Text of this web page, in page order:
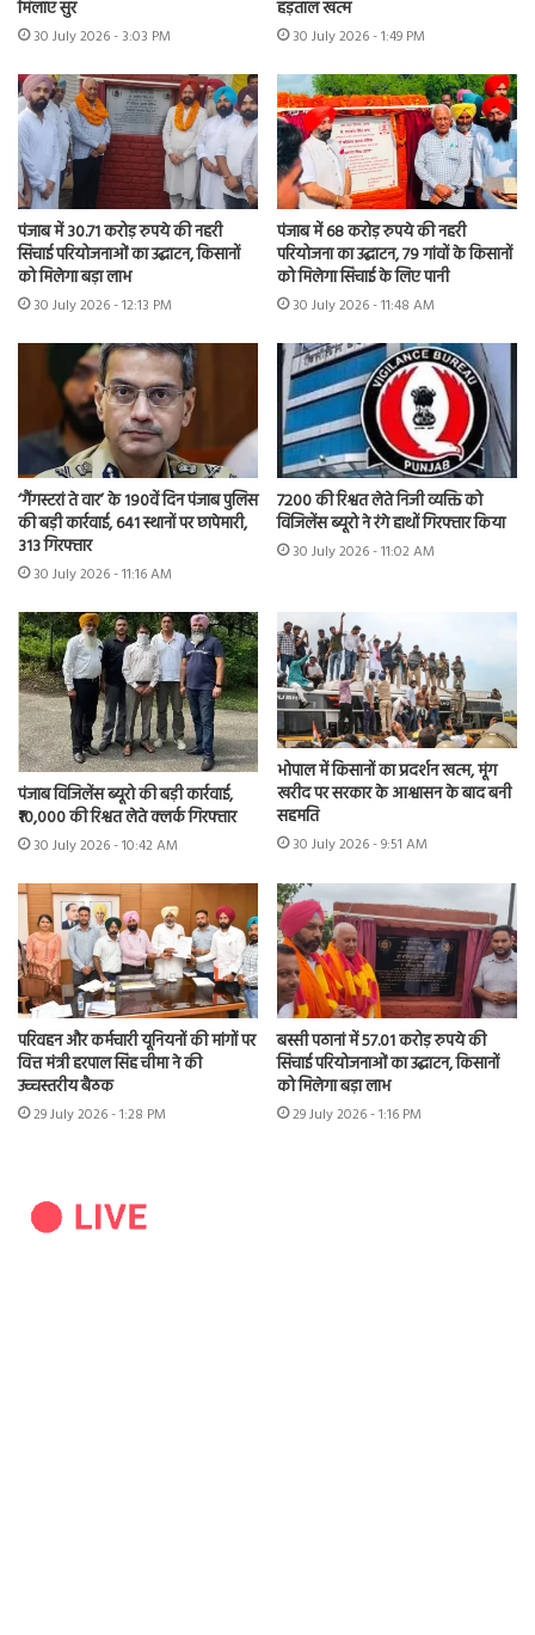
मिलाए सुर
30 July 2026 - 3:03 PM
हड़ताल खत्म
30 July 2026 - 1:49 PM
पंजाब में 30.71 करोड़ रुपये की नहरी
सिंचाई परियोजनाओं का उद्घाटन, किसानों
को मिलेगा बड़ा लाभ
30 July 2026 - 12:13 PM
पंजाब में 68 करोड़ रुपये की नहरी
परियोजना का उद्घाटन, 79 गांवों के किसानों
को मिलेगा सिंचाई के लिए पानी
30 July 2026 - 11:48 AM
‘गैंगस्टरां ते वार’ के 190वें दिन पंजाब पुलिस
की बड़ी कार्रवाई, 641 स्थानों पर छापेमारी,
313 गिरफ्तार
30 July 2026 - 11:16 AM
7200 की रिश्वत लेते निजी व्यक्ति को
विजिलेंस ब्यूरो ने रंगे हाथों गिरफ्तार किया
30 July 2026 - 11:02 AM
पंजाब विजिलेंस ब्यूरो की बड़ी कार्रवाई,
₹10,000 की रिश्वत लेते क्लर्क गिरफ्तार
30 July 2026 - 10:42 AM
भोपाल में किसानों का प्रदर्शन खत्म, मूंग
खरीद पर सरकार के आश्वासन के बाद बनी
सहमति
30 July 2026 - 9:51 AM
परिवहन और कर्मचारी यूनियनों की मांगों पर
वित्त मंत्री हरपाल सिंह चीमा ने की
उच्चस्तरीय बैठक
29 July 2026 - 1:28 PM
बस्सी पठानां में 57.01 करोड़ रुपये की
सिंचाई परियोजनाओं का उद्घाटन, किसानों
को मिलेगा बड़ा लाभ
29 July 2026 - 1:16 PM